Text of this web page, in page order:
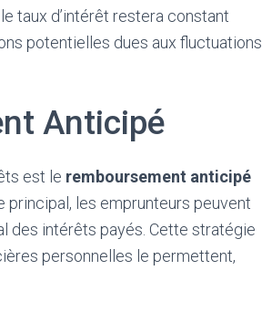
taux d’intérêt restera constant
potentielles dues aux fluctuations
Anticipé
est le remboursement anticipé
les emprunteurs peuvent
des intérêts payés. Cette stratégie
personnelles le permettent,